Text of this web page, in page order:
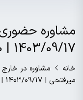
مشاوره
1403/09/17 | 09:00
خانه مشاوره در
میرفتحی | 1403/09/17 | 09:00